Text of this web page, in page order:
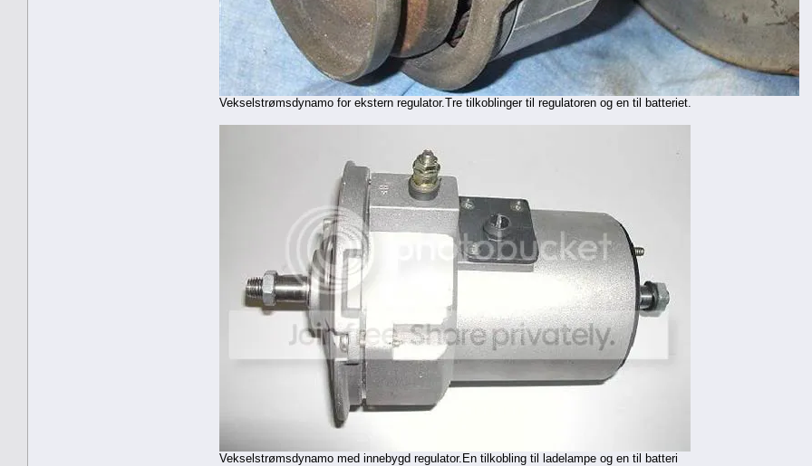
Vekselstrømsdynamo for ekstern regulator.Tre tilkoblinger til regulatoren og en til batteriet.
Vekselstrømsdynamo med innebygd regulator.En tilkobling til ladelampe og en til batteri